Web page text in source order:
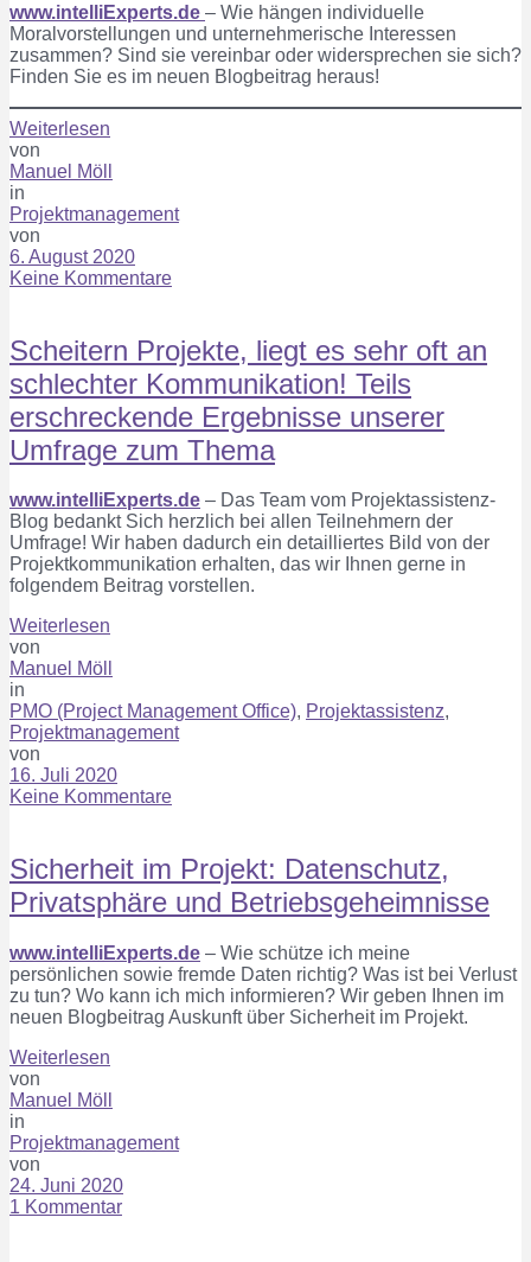
www.intelliExperts.de – Wie hängen individuelle
Moralvorstellungen und unternehmerische Interessen
zusammen? Sind sie vereinbar oder widersprechen sie sich?
Finden Sie es im neuen Blogbeitrag heraus!
Weiterlesen
von
Manuel Möll
in
Projektmanagement
von
6. August 2020
Keine Kommentare
Scheitern Projekte, liegt es sehr oft an
schlechter Kommunikation! Teils
erschreckende Ergebnisse unserer
Umfrage zum Thema
www.intelliExperts.de – Das Team vom Projektassistenz-
Blog bedankt Sich herzlich bei allen Teilnehmern der
Umfrage! Wir haben dadurch ein detailliertes Bild von der
Projektkommunikation erhalten, das wir Ihnen gerne in
folgendem Beitrag vorstellen.
Weiterlesen
von
Manuel Möll
in
PMO (Project Management Office), Projektassistenz,
Projektmanagement
von
16. Juli 2020
Keine Kommentare
Sicherheit im Projekt: Datenschutz,
Privatsphäre und Betriebsgeheimnisse
www.intelliExperts.de – Wie schütze ich meine
persönlichen sowie fremde Daten richtig? Was ist bei Verlust
zu tun? Wo kann ich mich informieren? Wir geben Ihnen im
neuen Blogbeitrag Auskunft über Sicherheit im Projekt.
Weiterlesen
von
Manuel Möll
in
Projektmanagement
von
24. Juni 2020
1 Kommentar